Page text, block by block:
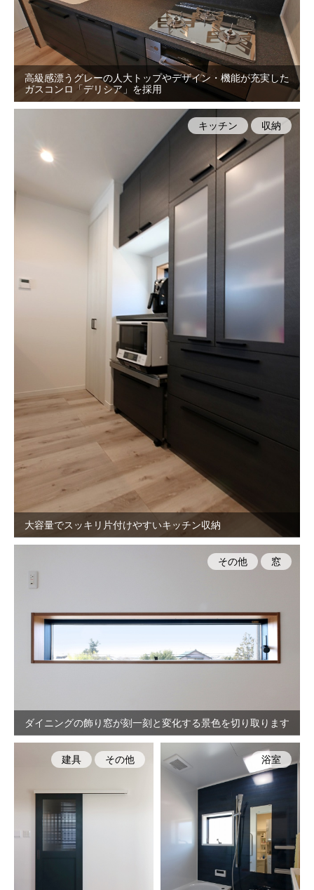
高級感漂うグレーの人大トップやデザイン・機能が充実した
ガスコンロ「デリシア」を採用
大容量でスッキリ片付けやすいキッチン収納
キッチン 収納
ダイニングの飾り窓が刻一刻と変化する景色を切り取ります
その他 窓
建具 その他 浴室